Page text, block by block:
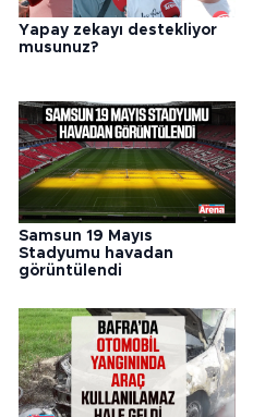
Yapay zekayı destekliyor
musunuz?
Samsun 19 Mayıs
Stadyumu havadan
görüntülendi